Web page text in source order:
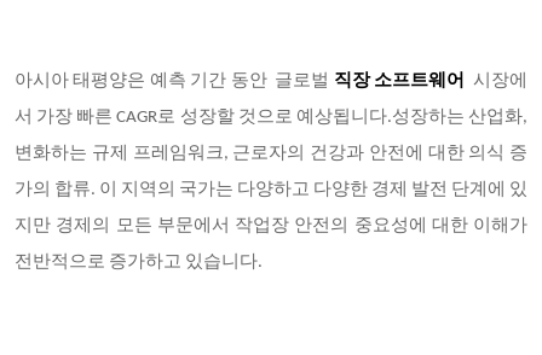
아시아 태평양은 예측 기간 동안 글로벌 직장 소프트웨어
시장에
서 가장 빠른 CAGR로 성장할 것으로 예상됩니다.성장하는 산업화,
변화하는 규제 프레임워크, 근로자의 건강과 안전에 대한 의식 증
가의 합류. 이 지역의 국가는 다양하고 다양한 경제 발전 단계에 있
지만 경제의 모든 부문에서 작업장 안전의 중요성에 대한 이해가
전반적으로 증가하고 있습니다.